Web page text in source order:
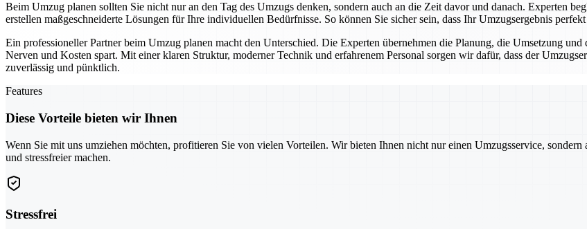
Beim Umzug planen sollten Sie nicht nur an den Tag des Umzugs denken, sondern auch an die Zeit davor und danach. Experten
erstellen maßgeschneiderte Lösungen für Ihre individuellen Bedürfnisse. So können Sie sicher sein, dass Ihr Umzugsergebnis
Ein professioneller Partner beim Umzug planen macht den Unterschied. Die Experten übernehmen die Planung, die Umsetzung
Nerven und Kosten spart. Mit einer klaren Struktur, moderner Technik und erfahrenem Personal sorgen wir dafür, dass der
zuverlässig und pünktlich.
Features
Diese Vorteile bieten wir Ihnen
Wenn Sie mit uns umziehen möchten, profitieren Sie von vielen Vorteilen. Wir bieten Ihnen nicht nur einen Umzugsservice,
und stressfreier machen.
Stressfrei